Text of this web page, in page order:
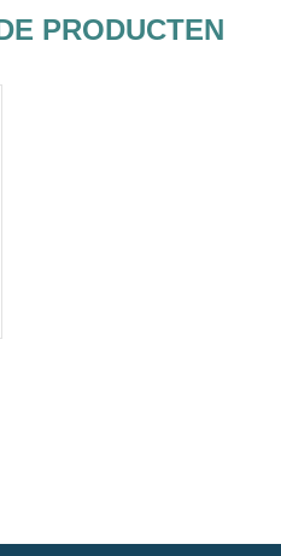
PRODUCTEN